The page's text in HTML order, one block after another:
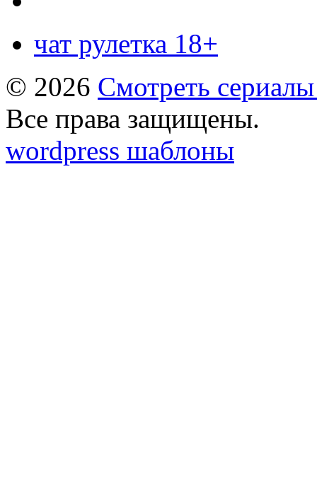
чат рулетка 18+
© 2026 Смотреть
Все права защищены.
wordpress шаблоны